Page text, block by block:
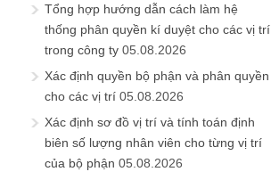
Tổng hợp hướng dẫn cách làm hệ
thống phân quyền kí duyệt cho các vị trí
trong công ty 05.08.2026
Xác định quyền bộ phận và phân quyền
cho các vị trí 05.08.2026
Xác định sơ đồ vị trí và tính toán định
biên số lượng nhân viên cho từng vị trí
của bộ phận 05.08.2026